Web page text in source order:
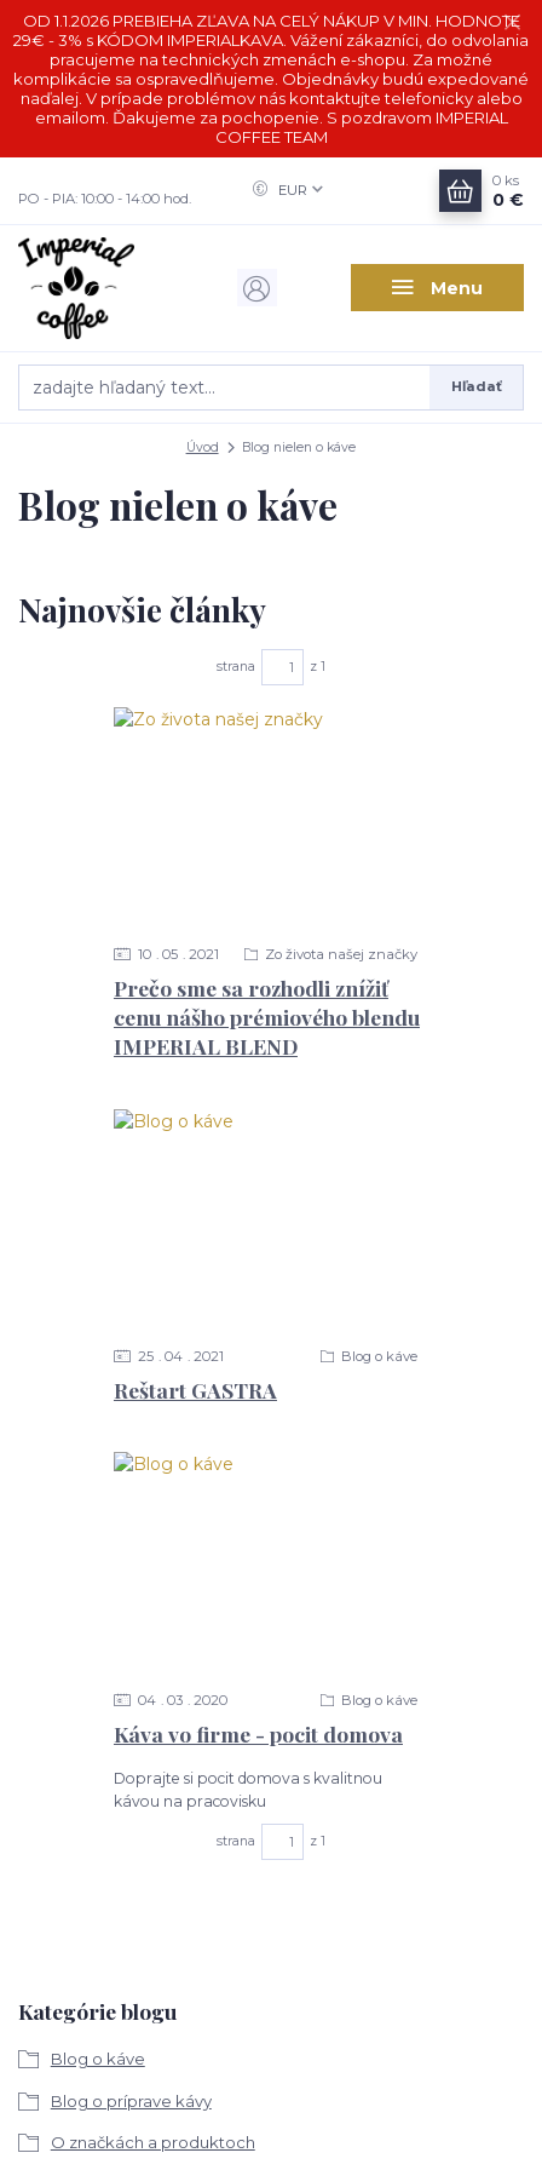
OD 1.1.2026 PREBIEHA ZĽAVA NA CELÝ NÁKUP V MIN. HODNOTE
29€ - 3% s KÓDOM IMPERIALKAVA. Vážení zákazníci, do odvolania
pracujeme na technických zmenách e-shopu. Za možné
komplikácie sa ospravedlňujeme. Objednávky budú expedované
naďalej. V prípade problémov nás kontaktujte telefonicky alebo
emailom. Ďakujeme za pochopenie. S pozdravom IMPERIAL
COFFEE TEAM
Menu
EUR
Hľadať
PO - PIA: 10:00 - 14:00 hod.
0 ks
0 €
Úvod Blog nielen o káve
Kategórie blogu
Blog o káve
Blog o príprave kávy
O značkách a produktoch
Blog nielen o káve
Najnovšie články
strana z 1
Prečo sme sa rozhodli znížiť
cenu nášho prémiového blendu
IMPERIAL BLEND
10 05 2021 Zo života našej značky
Reštart GASTRA
25 04 2021 Blog o káve
Káva vo firme - pocit domova
04 03 2020 Blog o káve
Doprajte si pocit domova s kvalitnou
kávou na pracovisku
strana z 1